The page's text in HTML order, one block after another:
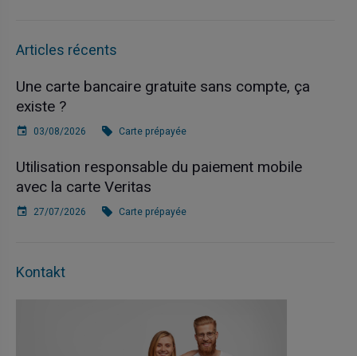
Articles récents
Une carte bancaire gratuite sans compte, ça
existe ?
03/08/2026 Carte prépayée
Utilisation responsable du paiement mobile
avec la carte Veritas
27/07/2026 Carte prépayée
Kontakt